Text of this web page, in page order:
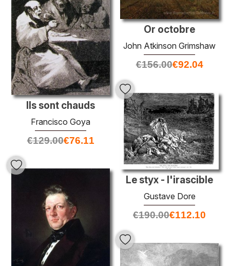
Or octobre
John Atkinson Grimshaw
€156.00€92.04
Ils sont chauds
Francisco Goya
€129.00€76.11
Le styx - l'irascible
Gustave Dore
€190.00€112.10